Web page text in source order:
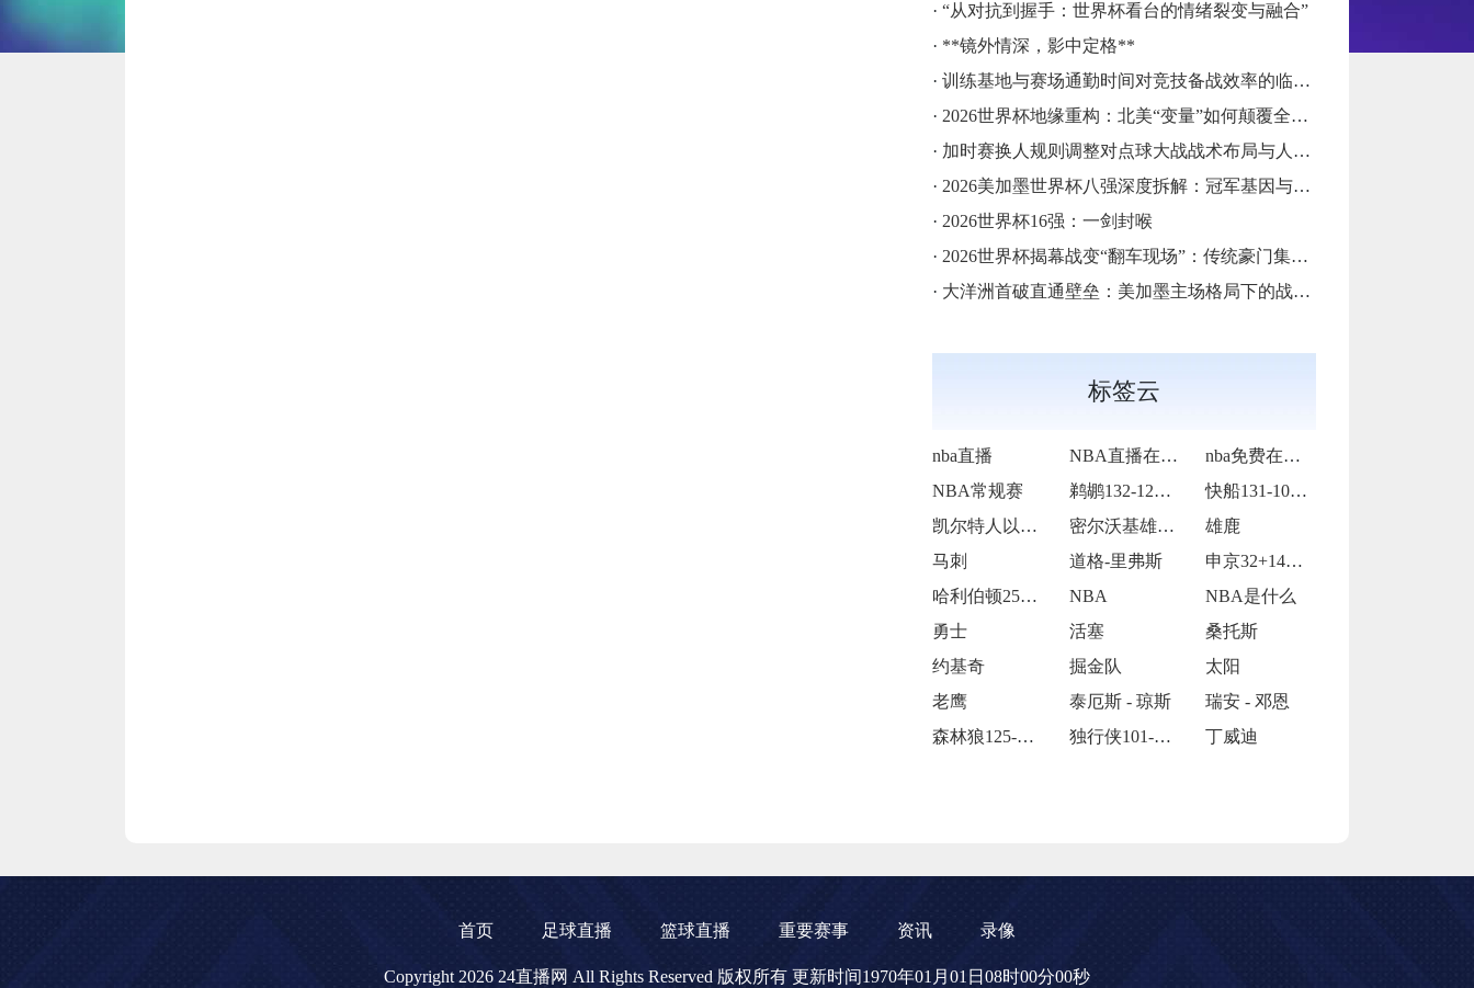
· “从对抗到握手：世界杯看台的情绪裂变与融合”
· **镜外情深，影中定格**
· 训练基地与赛场通勤时间对竞技备战效率的临界效应研究
· 2026世界杯地缘重构：北美“变量”如何颠覆全球足球秩序
· 加时赛换人规则调整对点球大战战术布局与人员调配的影响分析
· 2026美加墨世界杯八强深度拆解：冠军基因与晋级路线终极预演
· 2026世界杯16强：一剑封喉
· 2026世界杯揭幕战变“翻车现场”：传统豪门集体遇险
· 大洋洲首破直通壁垒：美加墨主场格局下的战术体系重构
标签云
nba直播 NBA直播在线观看
nba免费在线高清直播
NBA常规赛
鹈鹕132-120力克奇才
快船131-105大胜老鹰
凯尔特人以92-105不敌雷霆
密尔沃基雄鹿以128-104大胜多伦多猛
雄鹿
马刺
道格-里弗斯
申京32+14莫兰特复出27分 火箭11
哈利伯顿25+10西亚卡姆25+11 步
NBA
NBA是什么
勇士
活塞
桑托斯
约基奇
掘金队
太阳
老鹰
泰厄斯 - 琼斯
瑞安 - 邓恩
森林狼125-127不敌灰熊
独行侠101-112被掘金 丁威迪
首页 足球直播 篮球直播 重要赛事 资讯 录像
Copyright 2026 24直播网 All Rights Reserved 版权所有 更新时间1970年01月01日08时00分00秒